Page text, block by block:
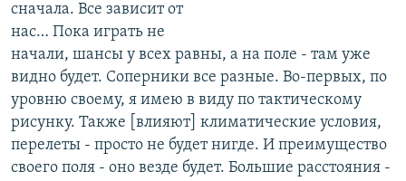
сначала. Все зависит от
нас… Пока играть не
начали, шансы у всех равны, а на поле - там уже
видно будет. Соперники все разные. Во-первых, по
уровню своему, я имею в виду по тактическому
рисунку. Также [влияют] климатические условия,
перелеты - просто не будет нигде. И преимущество
своего поля - оно везде будет. Большие расстояния -